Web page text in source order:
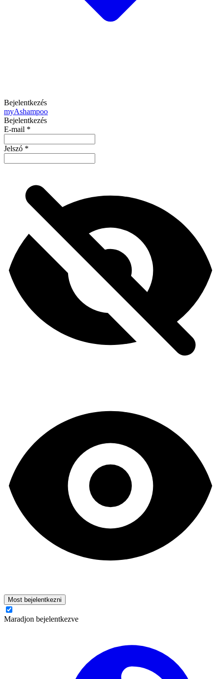
Bejelentkezés
myAshampoo
Bejelentkezés
E-mail *
Jelszó *
Most bejelentkezni
Maradjon bejelentkezve